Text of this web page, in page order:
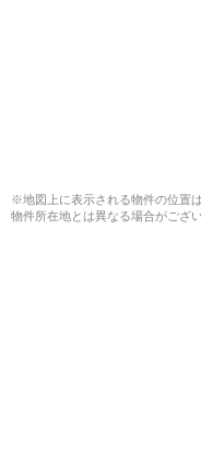
※地図上に表示される物件の位置
物件所在地とは異なる場合がござい